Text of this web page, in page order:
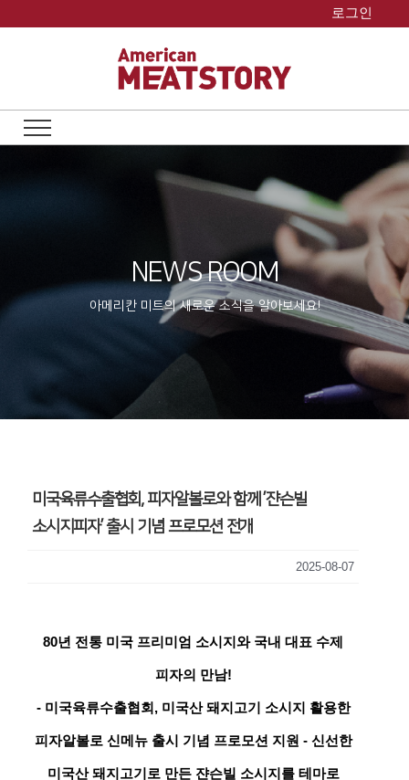
로그인
NEWS ROOM
아메리칸 미트의 새로운 소식을 알아보세요!
미국육류수출협회, 피자알볼로와 함께 ’쟌슨빌
소시지피자’ 출시 기념 프로모션 전개
2025-08-07
80년 전통 미국 프리미엄 소시지와 국내 대표 수제
피자의 만남!
- 미국육류수출협회, 미국산 돼지고기 소시지 활용한
피자알볼로 신메뉴 출시 기념 프로모션 지원 - 신선한
미국산 돼지고기로 만든 쟌슨빌 소시지를 테마로